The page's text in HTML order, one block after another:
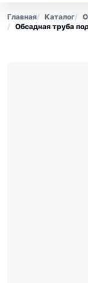
Главная Каталог
Обсадная труба